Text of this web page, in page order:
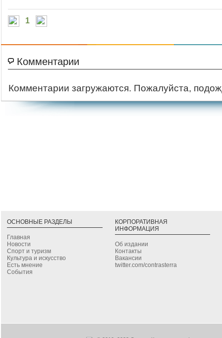
1
Комментарии
Комментарии загружаются. Пожалуйста,
ОСНОВНЫЕ РАЗДЕЛЫ
Главная
Новости
Спорт и туризм
Культура и искусство
Есть мнение
События
КОРПОРАТИВНАЯ
ИНФОРМАЦИЯ
Об издании
Контакты
Вакансии
twitter.com/contrasterra